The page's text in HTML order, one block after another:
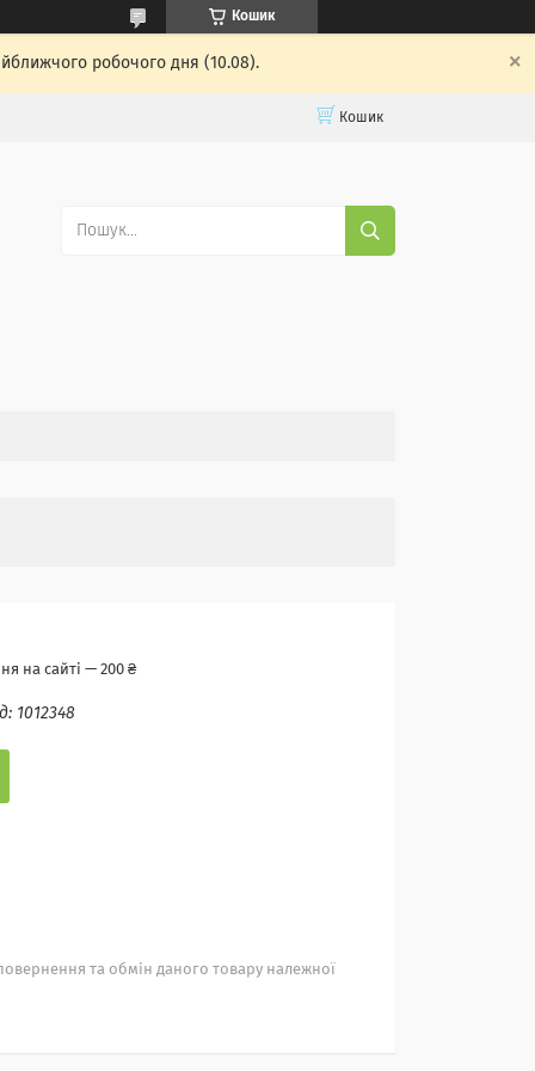
Кошик
робочого дня (10.08).
Кошик
на сайті — 200 ₴
1012348
та обмін даного товару належної